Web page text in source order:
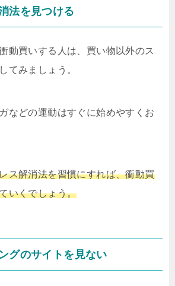
法を見つける
動買いする人は、買い物以外のス
てみましょう。
などの運動はすぐに始めやすくお
ス解消法を習慣にすれば、衝動買
いくでしょう。
グのサイトを見ない